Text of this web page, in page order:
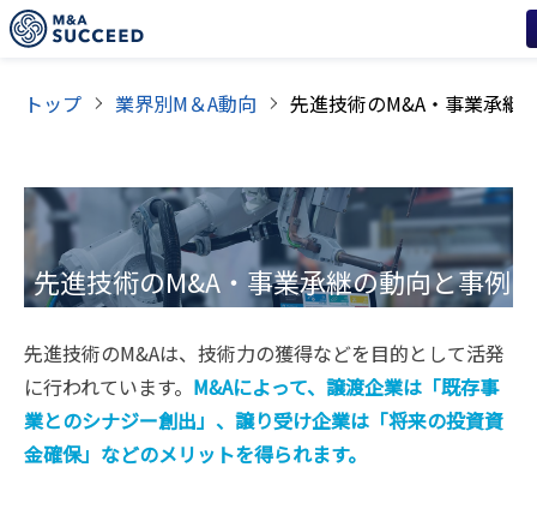
トップ 業界別M＆A動向
先進技術のM&A・事業承継の動向と事例
先進技術のM&Aは、技術力の獲得などを目的として活発
に行われています。 M&Aによって、譲渡企業は「既存事
業とのシナジー創出」、譲り受け企業は「将来の投資資
金確保」などのメリットを得られます。